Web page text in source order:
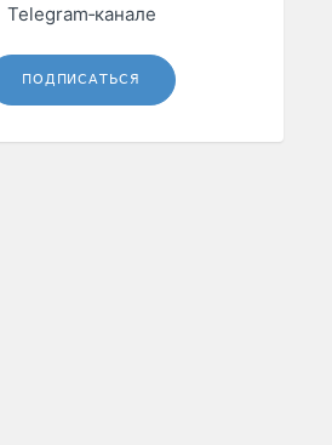
Telegram‑канале
ПОДПИСАТЬСЯ